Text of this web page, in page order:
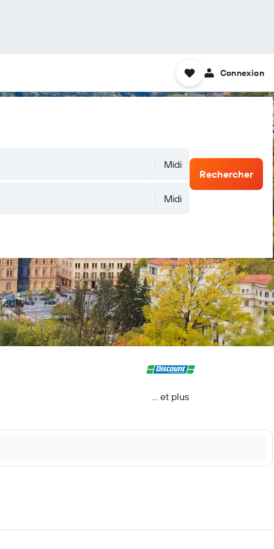
Connexion
Midi
Midi
Rechercher
… et plus